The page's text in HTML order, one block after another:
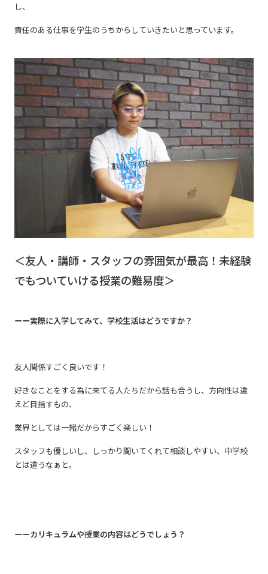
し、
責任のある仕事を学生のうちからしていきたいと思っています。
＜友人・講師・スタッフの雰囲気が最高！未経験
でもついていける授業の難易度＞
ーー実際に入学してみて、学校生活はどうですか？
友人関係すごく良いです！
好きなことをする為に来てる人たちだから話も合うし、方向性は違
えど目指すもの、
業界としては一緒だからすごく楽しい！
スタッフも優しいし、しっかり聞いてくれて相談しやすい、中学校
とは違うなぁと。
ーーカリキュラムや授業の内容はどうでしょう？